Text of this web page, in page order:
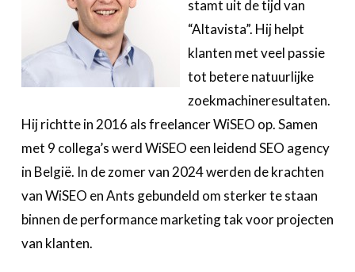
stamt uit de tijd van
“Altavista”. Hij helpt
klanten met veel passie
tot betere natuurlijke
zoekmachineresultaten.
Hij richtte in 2016 als freelancer WiSEO op. Samen
met 9 collega’s werd WiSEO een leidend SEO agency
in België. In de zomer van 2024 werden de krachten
van WiSEO en Ants gebundeld om sterker te staan
binnen de performance marketing tak voor projecten
van klanten.